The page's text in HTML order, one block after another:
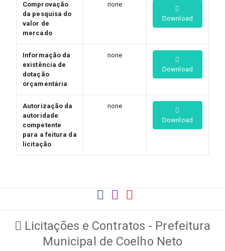
Comprovação
da pesquisa do
valor de
mercado
none
Download
Informação da
existência de
dotação
orçamentária
none
Download
Autorização da
autoridade
competente
para a feitura da
licitação
none
Download
Licitações e Contratos - Prefeitura
Municipal de Coelho Neto